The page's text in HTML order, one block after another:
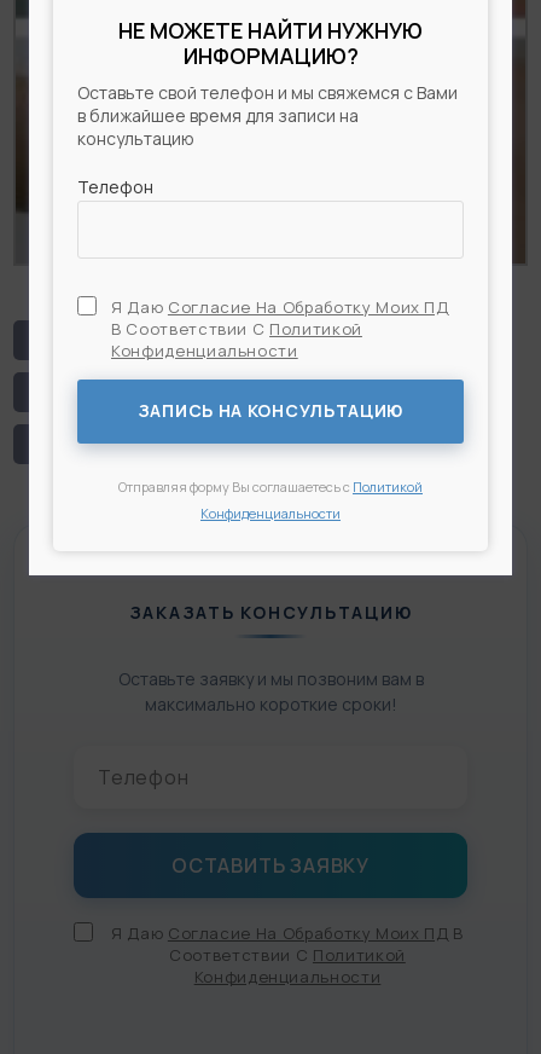
# Брахиопластика
# Липосакция плеч
# Подтяжка плеч
ЗАКАЗАТЬ КОНСУЛЬТАЦИЮ
Оставьте заявку и мы позвоним вам в
максимально короткие сроки!
Я Даю Согласие На Обработку Моих ПД В
Соответствии С Политикой
Конфиденциальности
НЕ МОЖЕТЕ НАЙТИ НУЖНУЮ
ИНФОРМАЦИЮ?
Оставьте свой телефон и мы свяжемся с Вами
в ближайшее время для записи на
консультацию
Телефон
Я Даю Согласие На Обработку Моих ПД
В Соответствии С Политикой
Конфиденциальности
ЗАПИСЬ НА КОНСУЛЬТАЦИЮ
Отправляя форму Вы соглашаетесь с Политикой
Конфиденциальности